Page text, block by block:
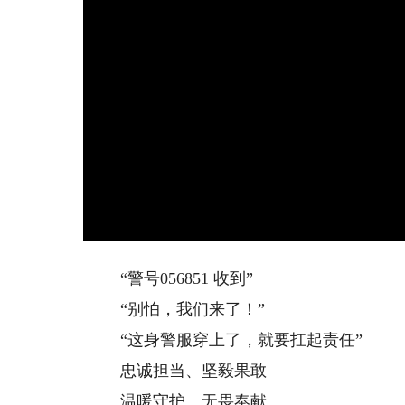
“警号056851 收到”
“别怕，我们来了！”
“这身警服穿上了，就要扛起责任”
忠诚担当、坚毅果敢
温暖守护、无畏奉献